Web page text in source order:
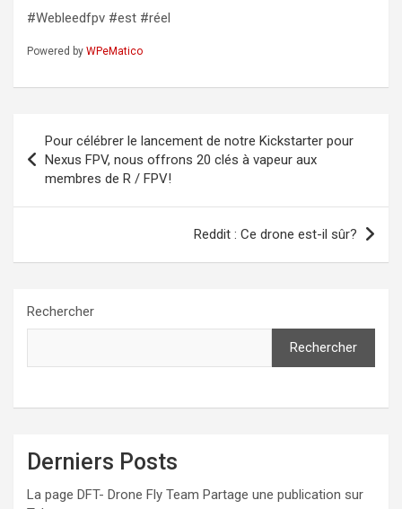
#Webleedfpv #est #réel
Powered by WPeMatico
de
l’article
Pour célébrer le lancement de notre Kickstarter pour
Nexus FPV, nous offrons 20 clés à vapeur aux
membres de R / FPV!
Reddit : Ce drone est-il sûr?
Rechercher
Rechercher
Derniers Posts
La page DFT- Drone Fly Team Partage une publication sur